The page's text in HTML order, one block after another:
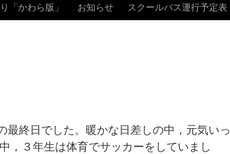
「かわら版」 お知らせ スクールバス運行予定表
最終日でした。暖かな日差しの中，元気いっ
，３年生は体育でサッカーをしていまし